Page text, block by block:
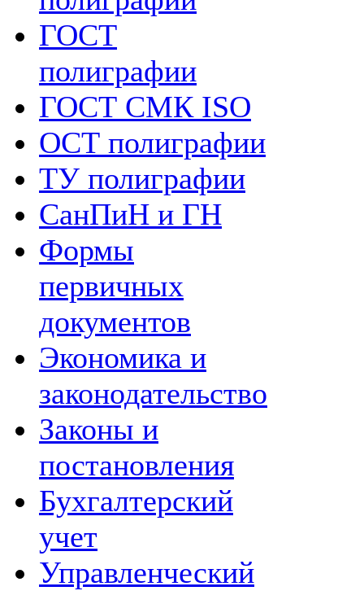
ГОСТ
полиграфии
ГОСТ СМК ISO
ОСТ полиграфии
ТУ полиграфии
СанПиН и ГН
Формы
первичных
документов
Экономика и
законодательство
Законы и
постановления
Бухгалтерский
учет
Управленческий